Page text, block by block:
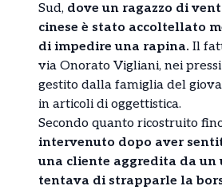
Sud, dove un ragazzo di
cinese è stato accoltellato
di impedire una rapina. Il
via Onorato Vigliani, nei
gestito dalla famiglia del
in articoli di oggettistica.
Secondo quanto ricostruito
intervenuto dopo aver
una cliente aggredita da un
tentava di strapparle la